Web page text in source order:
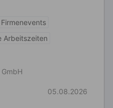
Firmenevents
Arbeitszeiten
05.08.2026